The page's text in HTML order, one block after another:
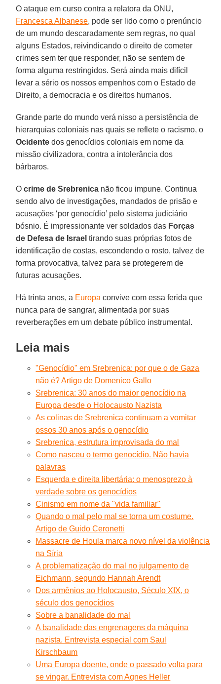
O ataque em curso contra a relatora da ONU,
Francesca Albanese, pode ser lido como o prenúncio
de um mundo descaradamente sem regras, no qual
alguns Estados, reivindicando o direito de cometer
crimes sem ter que responder, não se sentem de
forma alguma restringidos. Será ainda mais difícil
levar a sério os nossos empenhos com o Estado de
Direito, a democracia e os direitos humanos.
Grande parte do mundo verá nisso a persistência de
hierarquias coloniais nas quais se reflete o racismo, o
Ocidente dos genocídios coloniais em nome da
missão civilizadora, contra a intolerância dos
bárbaros.
Ocrime de Srebrenica não ficou impune. Continua
sendo alvo de investigações, mandados de prisão e
acusações ‘por genocídio’ pelo sistema judiciário
bósnio. É impressionante ver soldados das Forças
de Defesa de Israel tirando suas próprias fotos de
identificação de costas, escondendo o rosto, talvez de
forma provocativa, talvez para se protegerem de
futuras acusações.
Há trinta anos, a Europa convive com essa ferida que
nunca para de sangrar, alimentada por suas
reverberações em um debate público instrumental.
Leia mais
"Genocídio" em Srebrenica: por que o de Gaza
não é? Artigo de Domenico Gallo
Srebrenica: 30 anos do maior genocídio na
Europa desde o Holocausto Nazista
As colinas de Srebrenica continuam a vomitar
ossos 30 anos após o genocídio
Srebrenica, estrutura improvisada do mal
Como nasceu o termo genocídio. Não havia
palavras
Esquerda e direita libertária: o menosprezo à
verdade sobre os genocídios
Cinismo em nome da "vida familiar"
Quando o mal pelo mal se torna um costume.
Artigo de Guido Ceronetti
Massacre de Houla marca novo nível da violência
na Síria
A problematização do mal no julgamento de
Eichmann, segundo Hannah Arendt
Dos armênios ao Holocausto, Século XIX, o
século dos genocídios
Sobre a banalidade do mal
A banalidade das engrenagens da máquina
nazista. Entrevista especial com Saul
Kirschbaum
Uma Europa doente, onde o passado volta para
se vingar. Entrevista com Agnes Heller